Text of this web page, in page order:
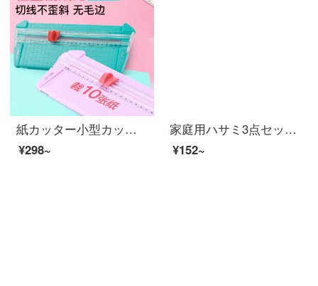
紙カッター小型カッターカッターカッター紙カッタースライドカッターカッター10ページ13930ロールカッターA 4グリーン
¥298~
家庭用ハサミ3点セット家庭用キッチンハサミ手作りハサミ執務学生カットZH 281
¥152~